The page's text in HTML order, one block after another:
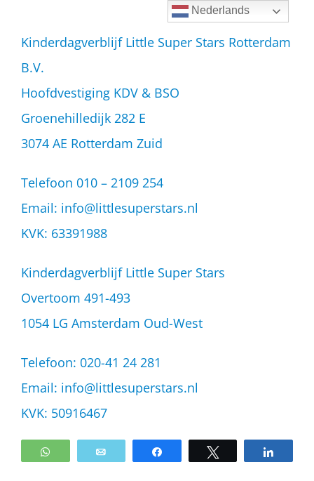
naar
inhoud
Kinderdagverblijf Little Super Stars Rotterdam
B.V.
Hoofdvestiging KDV & BSO
Groenehilledijk 282 E
3074 AE Rotterdam Zuid
Telefoon 010 – 2109 254
Email: info@littlesuperstars.nl
KVK: 63391988
Kinderdagverblijf Little Super Stars
Overtoom 491-493
1054 LG Amsterdam Oud-West
Telefoon: 020-41 24 281
Email: info@littlesuperstars.nl
KVK: 50916467
WhatsApp
Nederlands